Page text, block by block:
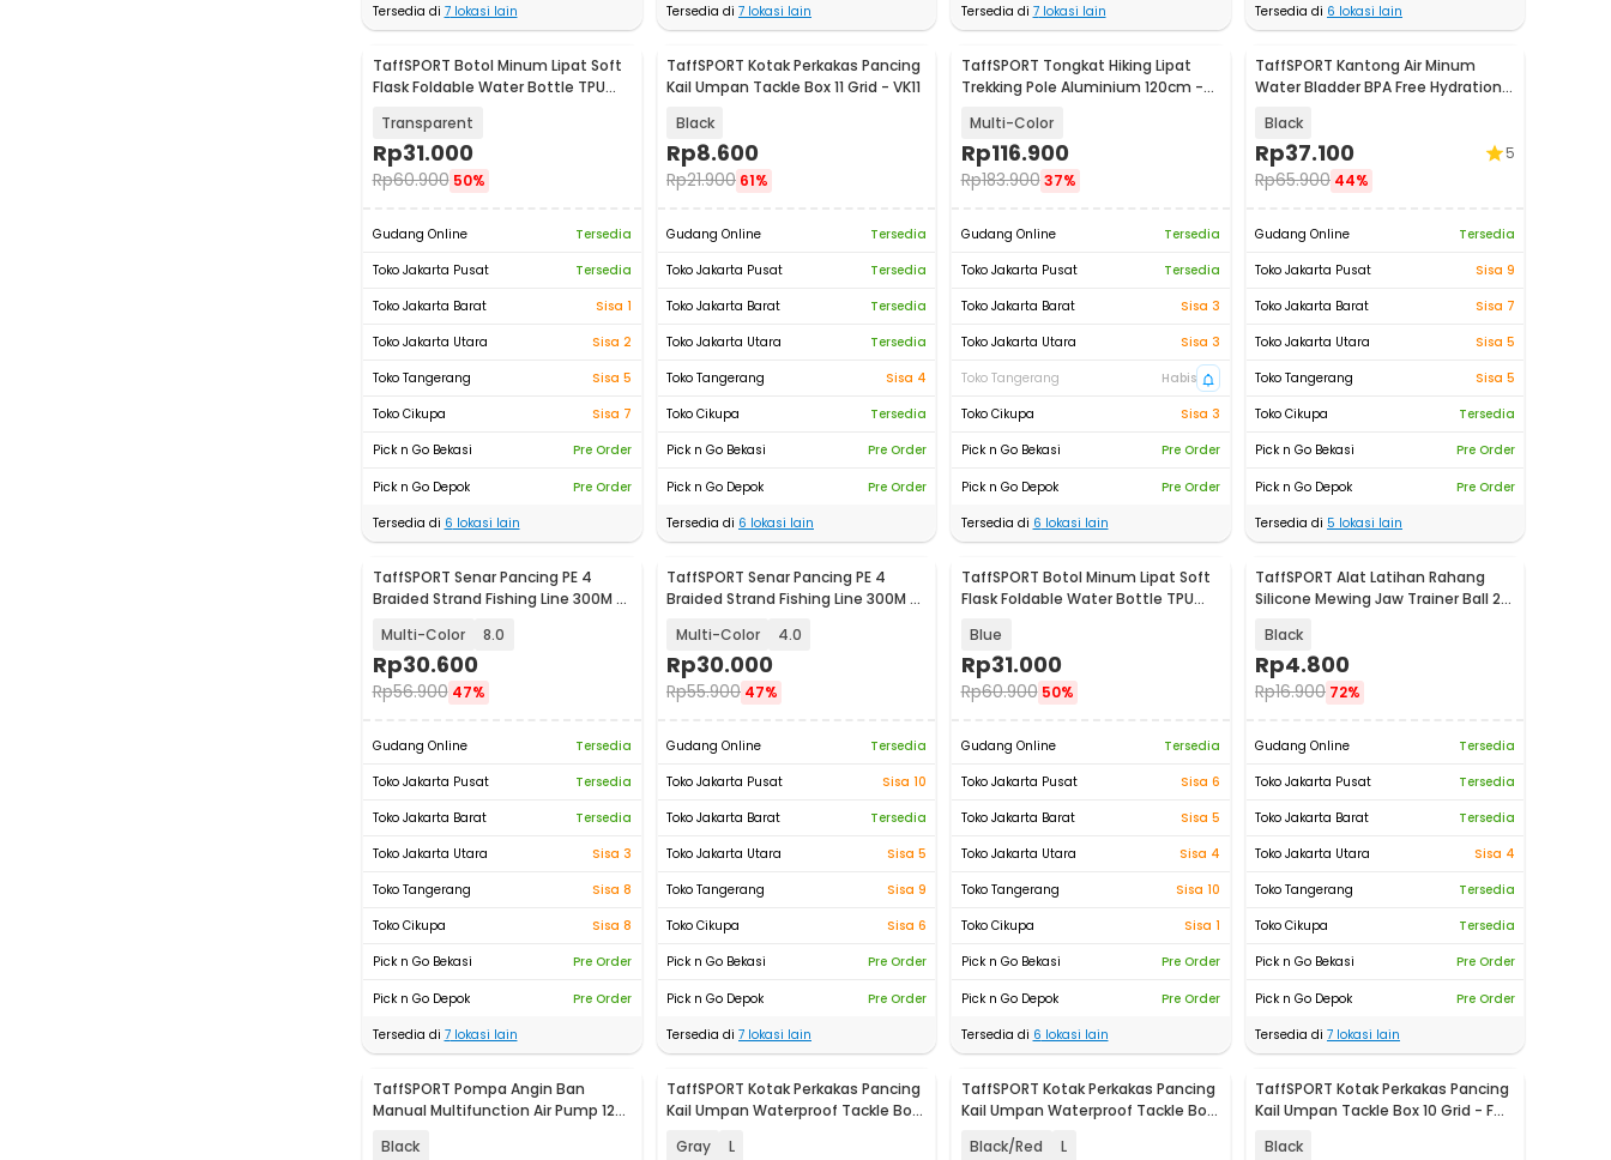
Tersedia di 7lokasi lain
Tersedia di 7 lokasi lain
Tersedia di 7lokasi lain
Tersedia di 6 lokasi lain
TaffSPORT Botol Minum Lipat Soft
Flask Foldable Water Bottle TPU
Transparent
Rp31.000
Rp60.900 50%
Gudang Online
Tersedia
Toko Jakarta Pusat
Tersedia
Toko Jakarta Barat
Sisa 1
Toko Jakarta Utara
Sisa 2
Toko Tangerang
Sisa 5
Toko Cikupa
Sisa 7
Pick n Go Bekasi
Pre Order
Pick n Go Depok
Pre Order
Tersedia di 6 lokasi lain
TaffSPORT Kotak Perkakas Pancing
Kail Umpan Tackle Box 11 Grid - VK11
Black
Rp8.600
Rp21.900 61%
Gudang Online
Tersedia
Toko Jakarta Pusat
Tersedia
Toko Jakarta Barat
Tersedia
Toko Jakarta Utara
Tersedia
Toko Tangerang
Sisa 4
Toko Cikupa
Tersedia
Pick n Go Bekasi
Pre Order
Pick n Go Depok
Pre Order
Tersedia di 6 lokasi lain
TaffSPORT Tongkat Hiking Lipat
Trekking Pole Aluminium 120cm -
Multi-Color
Rp116.900
Rp183.900 37%
Gudang Online
Tersedia
Toko Jakarta Pusat
Tersedia
Toko Jakarta Barat
Sisa 3
Toko Jakarta Utara
Sisa 3
Toko Tangerang
Habis
Toko Cikupa
Sisa 3
Pick n Go Bekasi
Pre Order
Pick n Go Depok
Pre Order
Tersedia di 6 lokasi lain
TaffSPORT Kantong Air Minum
Water Bladder BPA Free Hydration
Black
Rp37.100
Rp65.900 44%
5
Gudang Online
Tersedia
Toko Jakarta Pusat
Sisa 9
Toko Jakarta Barat
Sisa 7
Toko Jakarta Utara
Sisa 5
Toko Tangerang
Sisa 5
Toko Cikupa
Tersedia
Pick n Go Bekasi
Pre Order
Pick n Go Depok
Pre Order
Tersedia di 5 lokasi lain
TaffSPORT Senar Pancing PE 4
Braided Strand Fishing Line 300M -
Multi-Color 8.0
Rp30.600
Rp56.900 47%
Gudang Online
Tersedia
Toko Jakarta Pusat
Tersedia
Toko Jakarta Barat
Tersedia
Toko Jakarta Utara
Sisa 3
Toko Tangerang
Sisa 8
Toko Cikupa
Sisa 8
Pick n Go Bekasi
Pre Order
Pick n Go Depok
Pre Order
Tersedia di 7lokasi lain
TaffSPORT Senar Pancing PE 4
Braided Strand Fishing Line 300M -
Multi-Color 4.0
Rp30.000
Rp55.900 47%
Gudang Online
Tersedia
Toko Jakarta Pusat
Sisa 10
Toko Jakarta Barat
Tersedia
Toko Jakarta Utara
Sisa 5
Toko Tangerang
Sisa 9
Toko Cikupa
Sisa 6
Pick n Go Bekasi
Pre Order
Pick n Go Depok
Pre Order
Tersedia di 7 lokasi lain
TaffSPORT Botol Minum Lipat Soft
Flask Foldable Water Bottle TPU
Blue
Rp31.000
Rp60.900 50%
Gudang Online
Tersedia
Toko Jakarta Pusat
Sisa 6
Toko Jakarta Barat
Sisa 5
Toko Jakarta Utara
Sisa 4
Toko Tangerang
Sisa 10
Toko Cikupa
Sisa 1
Pick n Go Bekasi
Pre Order
Pick n Go Depok
Pre Order
Tersedia di 6 lokasi lain
TaffSPORT Alat Latihan Rahang
Silicone Mewing Jaw Trainer Ball 2
Black
Rp4.800
Rp16.900 72%
Gudang Online
Tersedia
Toko Jakarta Pusat
Tersedia
Toko Jakarta Barat
Tersedia
Toko Jakarta Utara
Sisa 4
Toko Tangerang
Tersedia
Toko Cikupa
Tersedia
Pick n Go Bekasi
Pre Order
Pick n Go Depok
Pre Order
Tersedia di 7 lokasi lain
TaffSPORT Pompa Angin Ban
Manual Multifunction Air Pump 120
Black
TaffSPORT Kotak Perkakas Pancing
Kail Umpan Waterproof Tackle Box
Gray L
TaffSPORT Kotak Perkakas Pancing
Kail Umpan Waterproof Tackle Box
Black/Red L
TaffSPORT Kotak Perkakas Pancing
Kail Umpan Tackle Box 10 Grid - FM-
Black